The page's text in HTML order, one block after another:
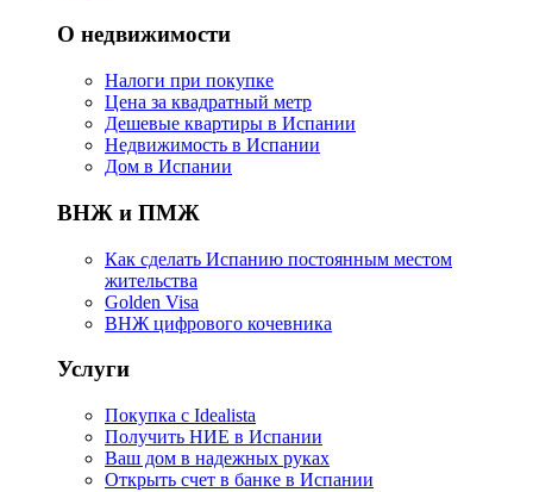
О недвижимости
Налоги при покупке
Цена за квадратный метр
Дешевые квартиры в Испании
Hедвижимость в Испании
Дом в Испании
ВНЖ и ПМЖ
Как сделать Испанию постоянным местом
жительства
Golden Visa
ВНЖ цифрового кочевника
Услуги
Покупка с Idealista
Получить НИЕ в Испании
Ваш дом в надежных руках
Открыть счет в банке в Испании